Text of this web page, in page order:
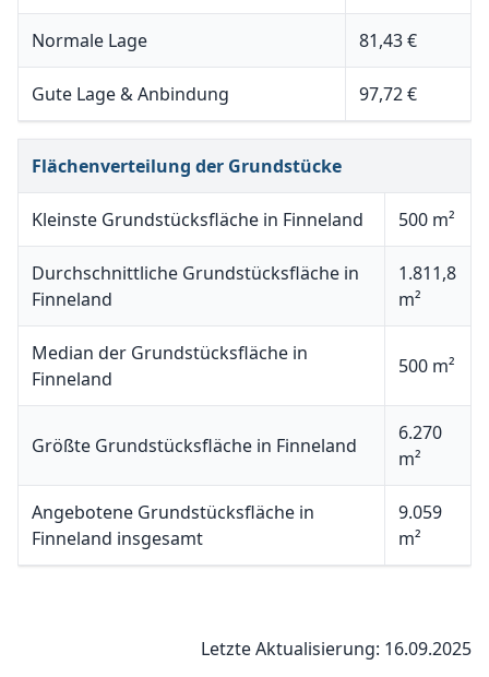
Normale Lage 81,43 €
Gute Lage & Anbindung 97,72 €
Flächenverteilung der Grundstücke
Kleinste Grundstücksfläche in Finneland 500 m²
Durchschnittliche Grundstücksfläche in
Finneland
1.811,8
m²
Median der Grundstücksfläche in
Finneland
500 m²
Größte Grundstücksfläche in Finneland
6.270
m²
Angebotene Grundstücksfläche in
Finneland insgesamt
9.059
m²
Letzte Aktualisierung: 16.09.2025